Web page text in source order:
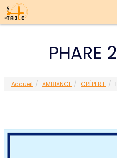
PHARE
Accueil AMBIANCE CRÊPERIE